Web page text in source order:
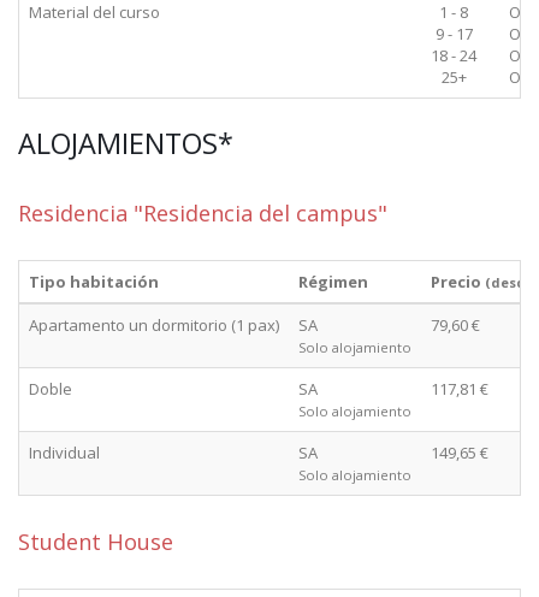
Material del curso
1 - 8
9 - 17
18 - 24
25+
ALOJAMIENTOS*
Residencia "Residencia del campus"
Tipo habitación Régimen Precio
Apartamento un dormitorio (1 pax) SA
Solo alojamiento
79,60 €
Doble SA
Solo alojamiento
117,81 €
Individual SA
Solo alojamiento
149,65 €
Student House